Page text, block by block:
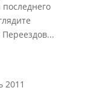
2011